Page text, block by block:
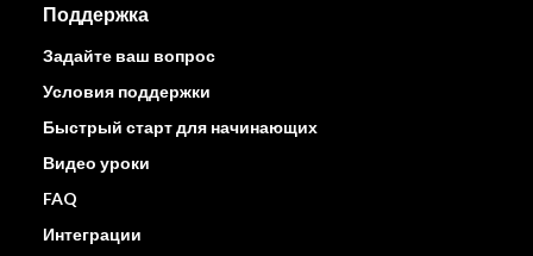
Поддержка
Задайте ваш вопрос
Условия поддержки
Быстрый старт для начинающих
Видео уроки
FAQ
Интеграции